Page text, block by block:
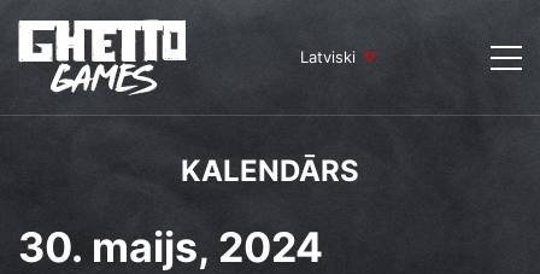
Latviski
KALENDĀRS
30. maijs, 2024